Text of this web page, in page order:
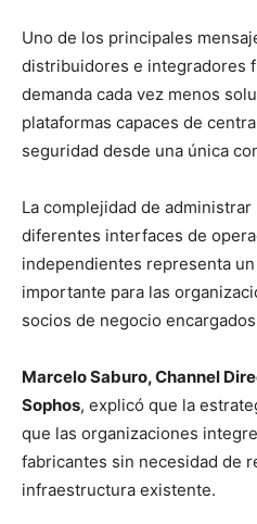
Uno de los principales
distribuidores e integradores
demanda cada vez menos
plataformas capaces de
seguridad desde una única
La complejidad de
diferentes interfaces de
independientes representa
importante para las
socios de negocio
Marcelo Saburo, Channel
Sophos, explicó que la
que las organizaciones
fabricantes sin necesidad de
infraestructura existente.